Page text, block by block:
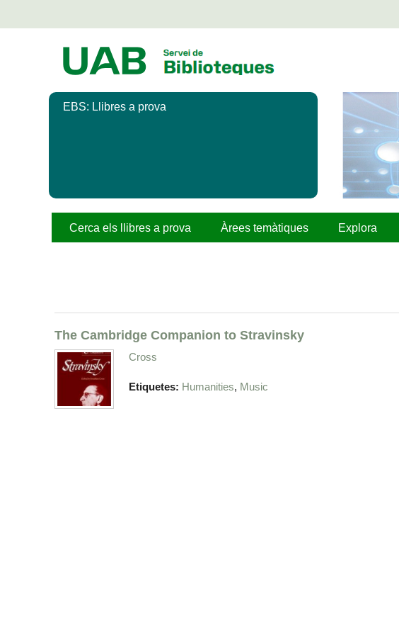
EBS: Llibres a prova
Cerca els llibres a prova Àrees temàtiques Explora
The Cambridge Companion to Stravinsky
Cross
Etiquetes: Humanities, Music